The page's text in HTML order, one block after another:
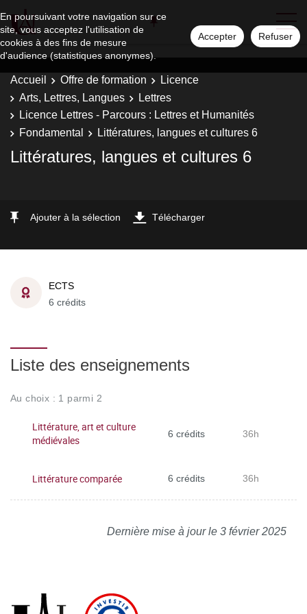
En poursuivant votre navigation sur ce
site, vous acceptez l'utilisation de
cookies à des fins de mesure
d'audience (statistiques anonymes).
Accepter Refuser
Accueil Offre de formation
Licence
Arts, Lettres, Langues
Lettres
Licence Lettres - Parcours : Lettres et Humanités
Fondamental
Littératures, langues et cultures 6
Littératures, langues et cultures 6
Ajouter à la sélection Télécharger
ECTS
6 crédits
Liste des enseignements
Au choix : 1 parmi 2
Littérature, art et culture
médiévales
6 crédits 36h
Littérature comparée 6 crédits 36h
Dernière mise à jour le 3 février 2025